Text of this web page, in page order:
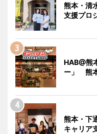
熊本・清
支援プロ
HAB@熊
ー」 熊
熊本・下
キャリア